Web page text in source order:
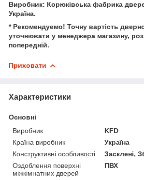
Виробник: Корюківська фабрика
Україна.
* Рекомендуемо! Точну вартість
уточнювати у менеджера магазину,
попередній.
Приховати
Характеристики
Основні
Виробник
KFD
Країна виробник
Україна
Конструктивні особливості
Засклені,
Оздоблення поверхні
міжкімнатних дверей
ПВХ